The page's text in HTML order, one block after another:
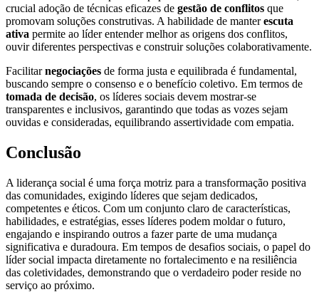
crucial adoção de técnicas eficazes de gestão de conflitos que
promovam soluções construtivas. A habilidade de manterescuta
ativa permite ao líder entender melhor as origens dos conflitos,
ouvir diferentes perspectivas e construir soluções colaborativamente.
Facilitarnegociações de forma justa e equilibrada é fundamental,
buscando sempre o consenso e o benefício coletivo. Em termos de
tomada de decisão, os líderes sociais devem mostrar-se
transparentes e inclusivos, garantindo que todas as vozes sejam
ouvidas e consideradas, equilibrando assertividade com empatia.
Conclusão
A liderança social é uma força motriz para a transformação positiva
das comunidades, exigindo líderes que sejam dedicados,
competentes e éticos. Com um conjunto claro de características,
habilidades, e estratégias, esses líderes podem moldar o futuro,
engajando e inspirando outros a fazer parte de uma mudança
significativa e duradoura. Em tempos de desafios sociais, o papel do
líder social impacta diretamente no fortalecimento e na resiliência
das coletividades, demonstrando que o verdadeiro poder reside no
serviço ao próximo.